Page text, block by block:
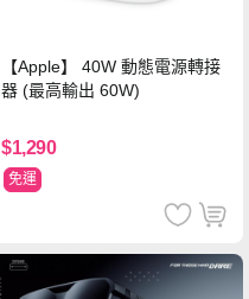
【Apple】 40W 動態電源轉接
器 (最高輸出 60W)
$1,290
免運